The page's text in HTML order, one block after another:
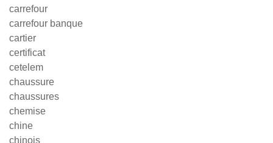
carrefour
carrefour banque
cartier
certificat
cetelem
chaussure
chaussures
chemise
chine
chinois